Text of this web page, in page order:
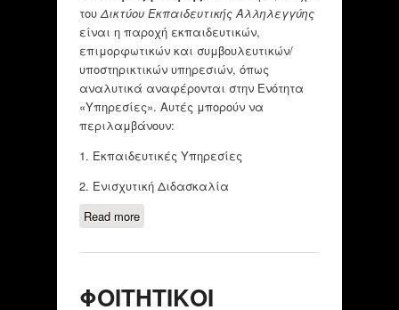
τουΔικτύου Εκπαιδευτικής Αλληλεγγύης
είναι η παροχή εκπαιδευτικών,
επιμορφωτικών και συμβουλευτικών/
υποστηρικτικών υπηρεσιών, όπως
αναλυτικά αναφέρονται στην Ενότητα
«Υπηρεσίες». Αυτές μπορούν να
περιλαμβάνουν:
1. Εκπαιδευτικές Υπηρεσίες
2. Ενισχυτική Διδασκαλία
Read moreabout "ΜΕΣΟΠΟΤΑΜΙΑ"-ΚΙΝΗΣΗ
ΑΛΛΗΛΕΓΓΥΟ ΕΚΠΑΙΔΕΥΤΗΡΙΟ
ΦΟΙΤΗΤΙΚΟΙ